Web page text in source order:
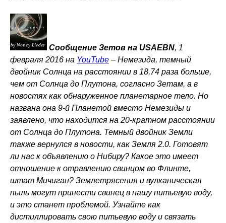
Сообщение Зетов на USAEBN, 1
февраля 2016 на YouTube – Немезида, темный
двойник Солнца на расстоянии в 18,74 раза больше,
чем от Солнца до Плутона, согласно Зетам, а в
новостях как обнаруженное планетарное тело. Но
названа она 9-й Планетой вместо Немезиды и
заявлено, что находится на 20-кратном расстоянии
от Солнца до Плутона. Темный двойник Земли
также вернулся в новости, как Земля 2.0. Готовят
ли нас к объявлению о Нибиру? Какое это имеет
отношение к отравлению свинцом во Флинте,
штат Мичиган? Землетрясения и вулканическая
пыль могут принести свинец в нашу питьевую воду,
и это станет проблемой. Узнайте как
дистиллировать свою питьевую воду и связать